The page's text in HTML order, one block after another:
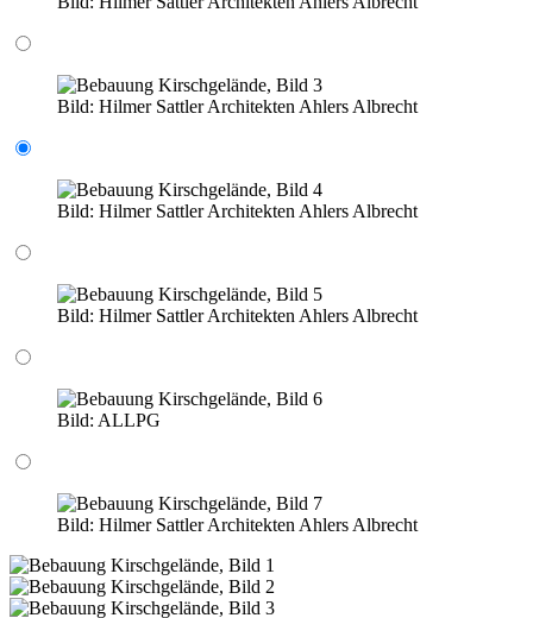
Bild: Hilmer Sattler Architekten Ahlers Albrecht
Bild: Hilmer Sattler Architekten Ahlers Albrecht
Bild: Hilmer Sattler Architekten Ahlers Albrecht
Bild: ALLPG
Bild: Hilmer Sattler Architekten Ahlers Albrecht